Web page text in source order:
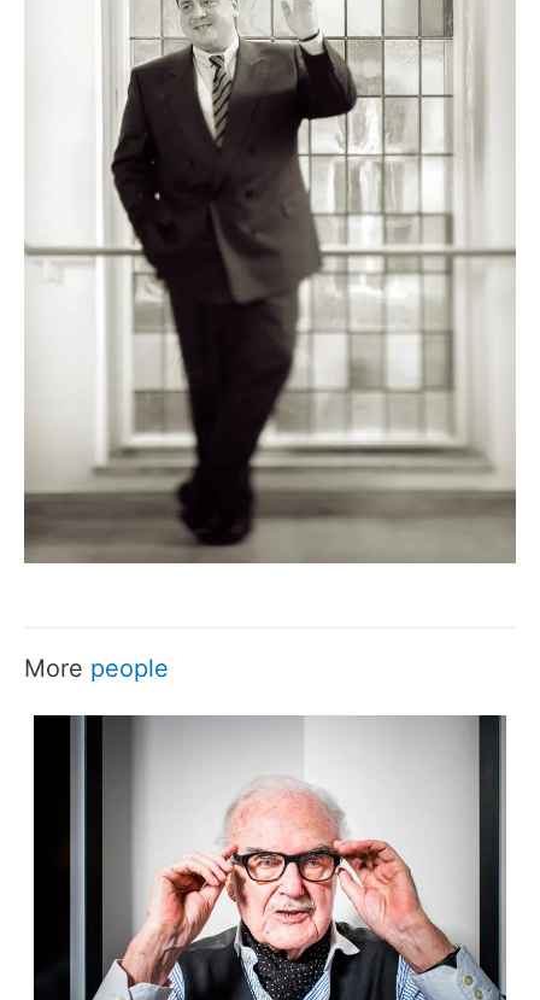
More people